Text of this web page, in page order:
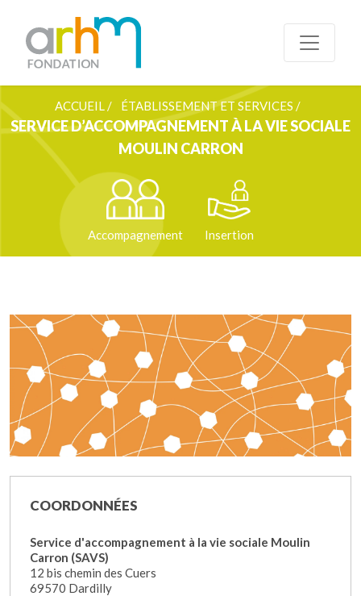
ACCUEIL / ÉTABLISSEMENT ET SERVICES /
SERVICE D’ACCOMPAGNEMENT À LA VIE SOCIALE
MOULIN CARRON
Accompagnement Insertion
COORDONNÉES
Service d'accompagnement à la vie sociale Moulin
Carron (SAVS)
12 bis chemin des Cuers
69570 Dardilly